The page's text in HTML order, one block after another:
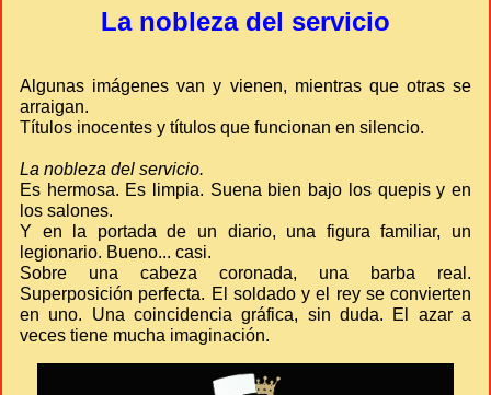
La nobleza del servicio
Algunas imágenes van y vienen, mientras que otras se
arraigan.
Títulos inocentes y títulos que funcionan en silencio.
La nobleza del servicio.
Es hermosa. Es limpia. Suena bien bajo los quepis y en
los salones.
Y en la portada de un diario, una figura familiar, un
legionario. Bueno... casi.
Sobre una cabeza coronada, una barba real.
Superposición perfecta. El soldado y el rey se convierten
en uno. Una coincidencia gráfica, sin duda. El azar a
veces tiene mucha imaginación.